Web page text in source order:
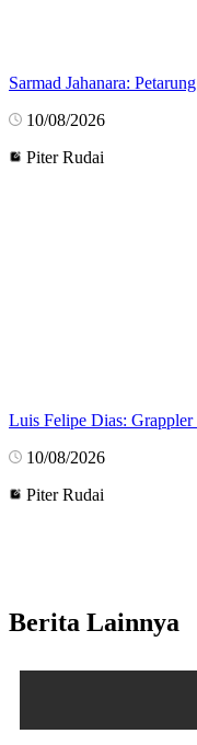
Sarmad Jahanara:
10/08/2026
Piter Rudai
Luis Felipe Dias:
10/08/2026
Piter Rudai
Berita Lainnya